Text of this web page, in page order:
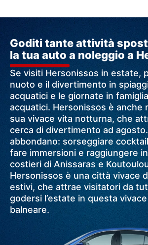
Goditi tante attività
la tua auto a noleggio a
Se visiti Hersonissos in estate,
nuoto e il divertimento in
acquatici e le giornate in
acquatici. Hersonissos è anche
sua vivace vita notturna, che
cerca di divertimento ad
abbondano: sorseggiare
fare immersioni e raggiungere
costieri di Anissaras e
Hersonissos è una città vivace
estivi, che attrae visitatori da
godersi l’estate in questa
balneare.